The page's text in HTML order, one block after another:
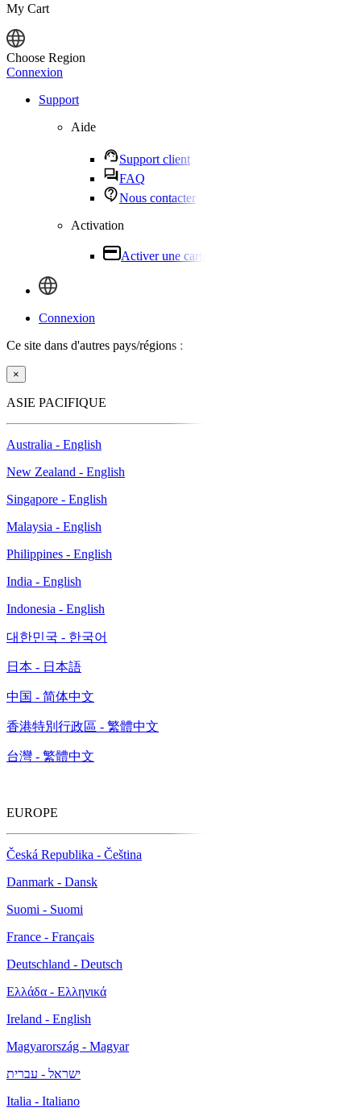
My Cart
Choose Region
Connexion
Support
Aide
Support client
FAQ
Nous contacter
Activation
Activer une carte de produit
Connexion
Ce site dans d'autres pays/régions :
×
ASIE PACIFIQUE
Australia - English
New Zealand - English
Singapore - English
Malaysia - English
Philippines - English
India - English
Indonesia - English
대한민국 - 한국어
日本 - 日本語
中国 - 简体中文
香港特別行政區 - 繁體中文
台灣 - 繁體中文
EUROPE
Česká Republika - Čeština
Danmark - Dansk
Suomi - Suomi
France - Français
Deutschland - Deutsch
Ελλάδα - Ελληνικά
Ireland - English
Magyarország - Magyar
ישראל - עברית
Italia - Italiano